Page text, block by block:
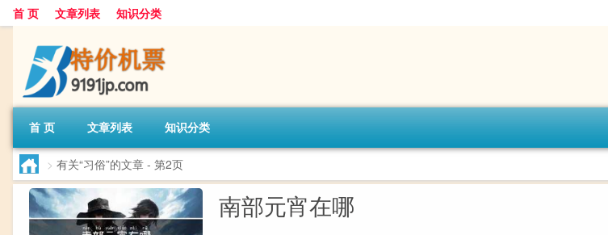
首 页 文章列表 知识分类
首 页 文章列表 知识分类
> 有关“习俗”的文章 - 第2页
南部元宵在哪